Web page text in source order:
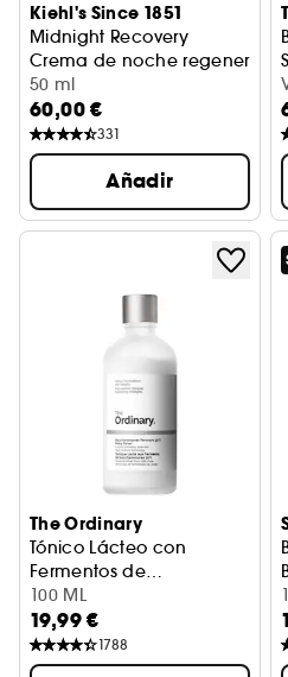
Kiehl's Since 1851
Midnight Recovery
Crema de noche
50 ml
60,00 €
331
Añadir
The Ordinary
Tónico Lácteo con
Fermentos de
Saccharomyces 30 %
Tónico Exfoliante Suave
100 ML
19,99 €
1788